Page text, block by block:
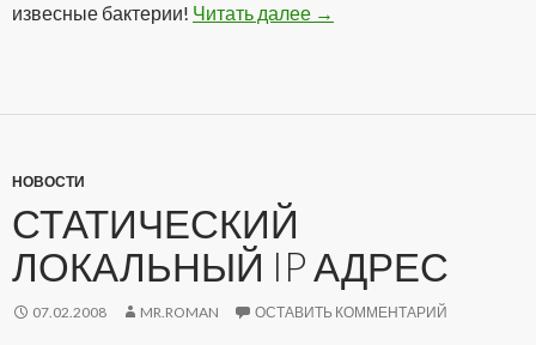
извесные бактерии! Читать далее Подборка анекдотов от
→
НОВОСТИ
СТАТИЧЕСКИЙ
ЛОКАЛЬНЫЙ IP АДРЕС
07.02.2008 MR.ROMAN ОСТАВИТЬ КОММЕНТАРИЙ